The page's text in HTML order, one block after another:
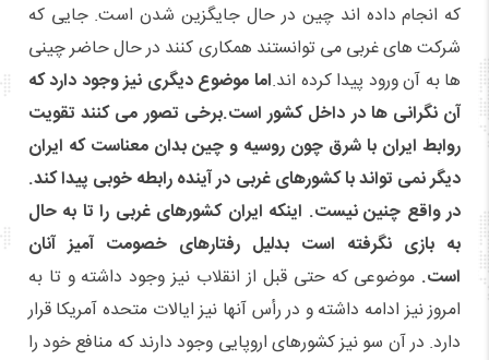
که انجام داده اند چین در حال جایگزین شدن است. جایی که
شرکت های غربی می توانستند همکاری کنند در حال حاضر چینی
ها به آن ورود پیدا کرده اند.اما موضوع دیگری نیز وجود دارد که
آن نگرانی ها در داخل کشور است.برخی تصور می کنند تقویت
روابط ایران با شرق چون روسیه و چین بدان معناست که ایران
دیگر نمی تواند با کشورهای غربی در آینده رابطه خوبی پیدا کند.
در واقع چنین نیست. اینکه ایران کشورهای غربی را تا به حال
به بازی نگرفته است بدلیل رفتارهای خصومت آمیز آنان
است. موضوعی که حتی قبل از انقلاب نیز وجود داشته و تا به
امروز نیز ادامه داشته و در رأس آنها نیز ایالات متحده آمریکا قرار
دارد. در آن سو نیز کشورهای اروپایی وجود دارند که منافع خود را